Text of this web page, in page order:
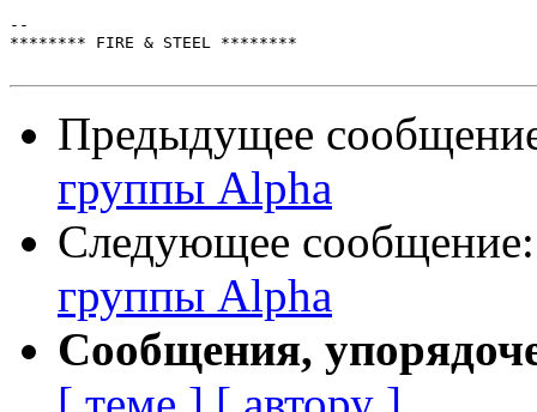
--
******** FIRE & STEEL ********
Предыдущее
группы Alpha
Следующее
группы Alpha
Сообщения,